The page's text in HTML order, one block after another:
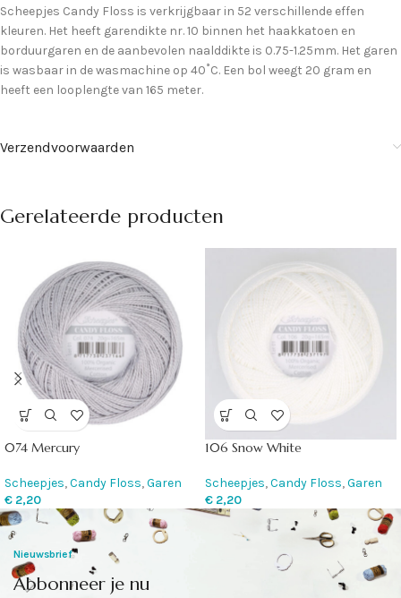
Scheepjes Candy Floss is verkrijgbaar in 52 verschillende effen
kleuren. Het heeft garendikte nr. 10 binnen het haakkatoen en
borduurgaren en de aanbevolen naalddikte is 0.75-1.25mm. Het garen
is wasbaar in de wasmachine op 40˚C. Een bol weegt 20 gram en
heeft een looplengte van 165 meter.
Verzendvoorwaarden
Gerelateerde producten
074 Mercury
Scheepjes,Candy Floss,Garen
€ 2,20
106 Snow White
Scheepjes,Candy Floss,Garen
€ 2,20
Nieuwsbrief
Abbonneer je nu